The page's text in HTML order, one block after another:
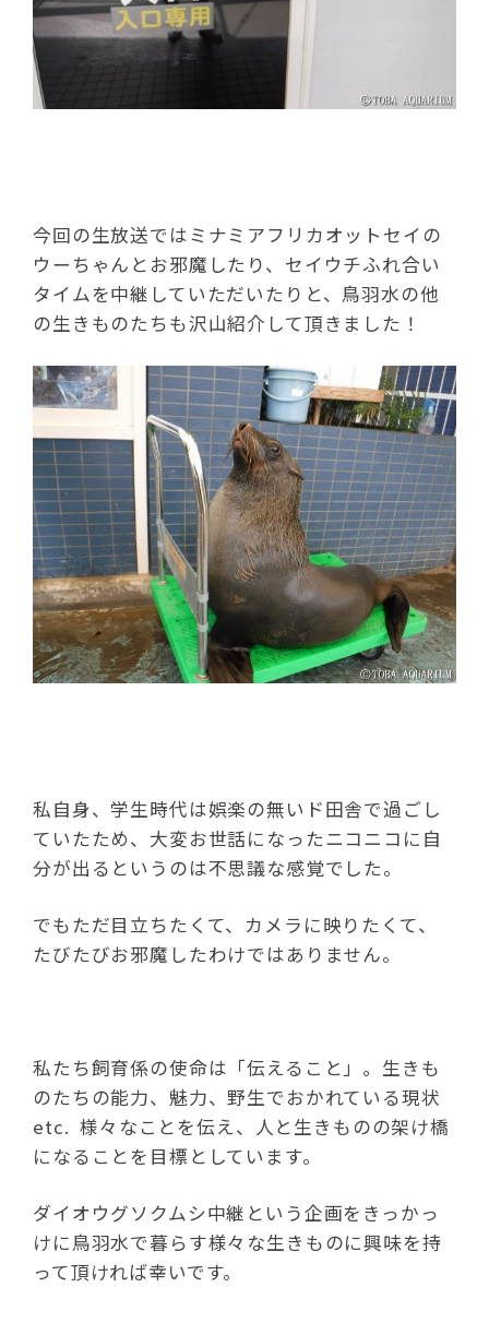
今回の生放送ではミナミアフリカオットセイの
ウーちゃんとお邪魔したり、セイウチふれ合い
タイムを中継していただいたりと、鳥羽水の他
の生きものたちも沢山紹介して頂きました！
私自身、学生時代は娯楽の無いド田舎で過ごし
ていたため、大変お世話になったニコニコに自
分が出るというのは不思議な感覚でした。
でもただ目立ちたくて、カメラに映りたくて、
たびたびお邪魔したわけではありません。
私たち飼育係の使命は「伝えること」。生きも
のたちの能力、魅力、野生でおかれている現状
etc. 様々なことを伝え、人と生きものの架け橋
になることを目標としています。
ダイオウグソクムシ中継という企画をきっかっ
けに鳥羽水で暮らす様々な生きものに興味を持
って頂ければ幸いです。